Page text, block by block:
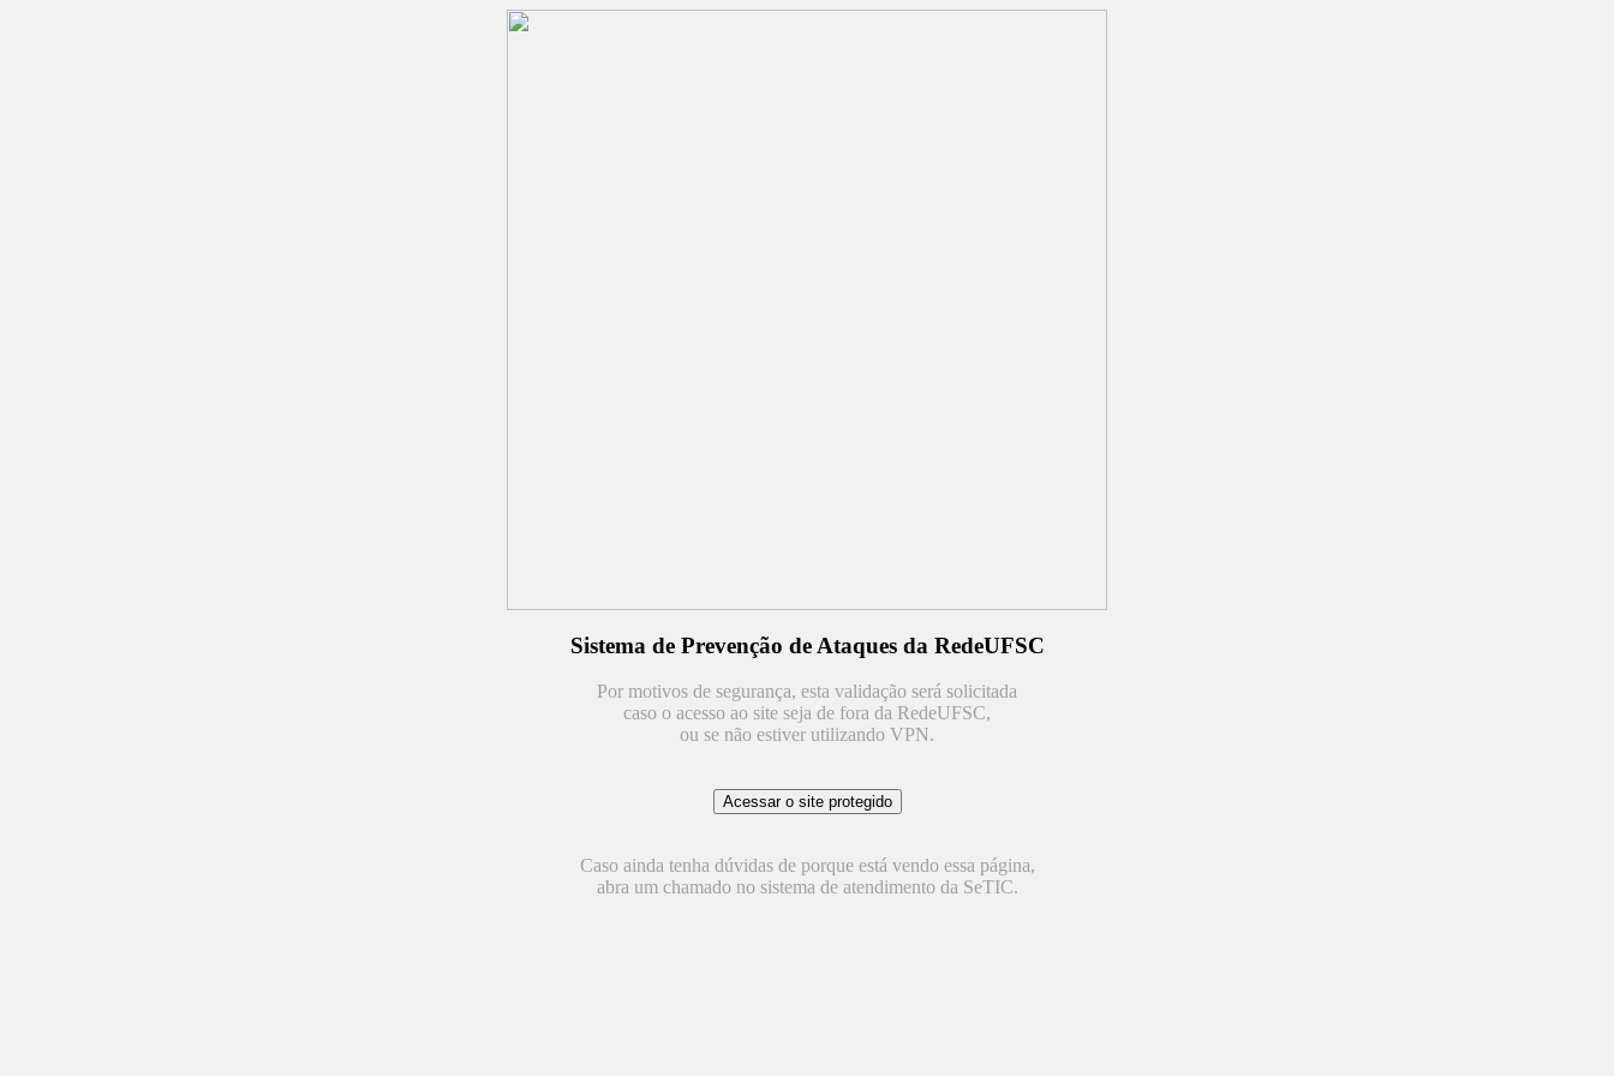
Sistema de Prevenção de Ataques da RedeUFSC
Por motivos de segurança, esta validação será solicitada
caso o acesso ao site seja de fora da RedeUFSC,
ou se não estiver utilizando VPN.
Caso ainda tenha dúvidas de porque está vendo essa página,
abra um chamado no sistema de atendimento da SeTIC.